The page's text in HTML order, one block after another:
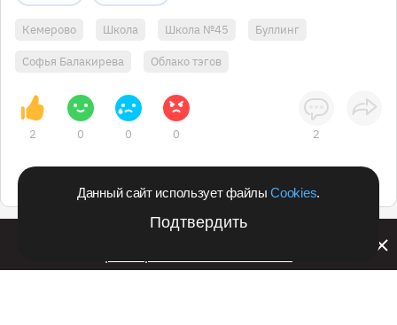
Данный сайт использует файлыCookies.
Подтвердить
Кемерово Школа Школа №45 Буллинг
Софья Балакирева Облако тэгов
2 0 0 0 2
Билайн запустил в Кемеровской области акцию с